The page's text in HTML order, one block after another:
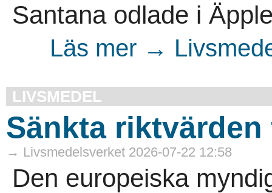
Santana odlade i
Läs mer →
LIVSMEDEL
Sänkta riktvärden
→ Livsmedelsverket 2026-07-22 12:58
Den europeiska